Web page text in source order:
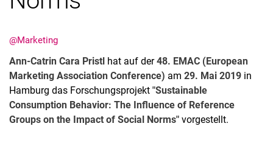
Stellenangebote
Termine
@Marketing
Ann-Catrin Cara Pristl hat auf der48. EMAC (European
Marketing Association Conference) am 29. Mai 2019 in
Hamburg das Forschungsprojekt "Sustainable
Consumption Behavior: The Influence of Reference
Groups on the Impact of Social Norms" vorgestellt.